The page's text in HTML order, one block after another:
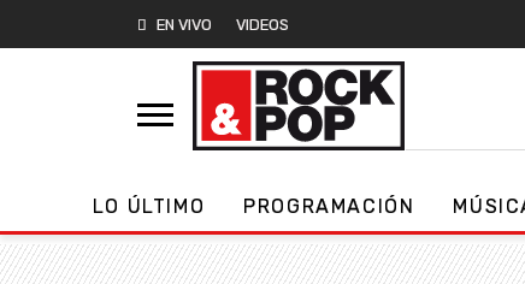
EN VIVO VIDEOS
LO ÚLTIMO PROGRAMACIÓN